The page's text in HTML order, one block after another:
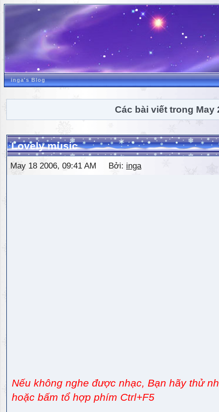
inga's Blog
Các bài viết trong May
Lovely music
May 18 2006, 09:41 AM Bởi: inga
Nếu không nghe được nhạc, Bạn hãy thử
hoặc bấm tổ hợp phím Ctrl+F5